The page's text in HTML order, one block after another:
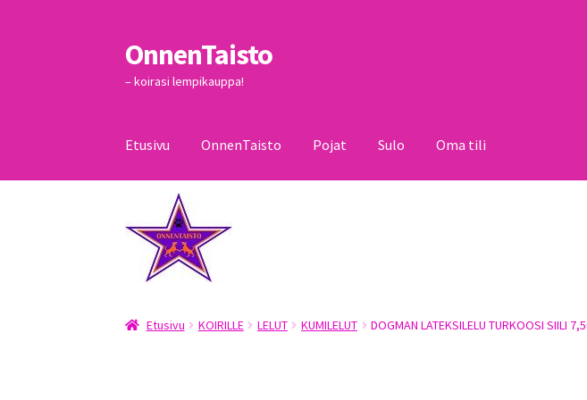
Siirry
navigointiin
Siirry
sisältöön
OnnenTaisto
– koirasi lempikauppa!
Etusivu OnnenTaisto Pojat Sulo Oma tili
Kassa
Etusivu KOIRILLE LELUT KUMILELUT DOGMAN LATEKSILELU TURKOOSI SIILI